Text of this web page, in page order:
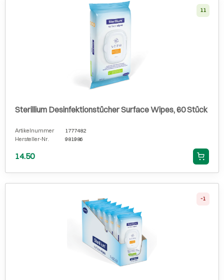
11
Sterillium Desinfektionstücher Surface Wipes, 60 Stück
Artikelnummer
1777482
Hersteller-Nr.
981986
14.50
-1